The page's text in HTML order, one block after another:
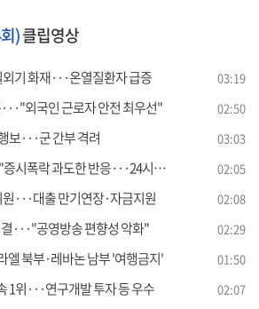
)클립영상
기 화재···온열질환자 급증 03:19
외국인 근로자 안전 최우선" 02:50
보···군 간부 격려 03:03
폭락 과도한 반응···24시간 감시" 02:05
···대출 만기연장·자금지원 02:08
···"공영방송 편향성 악화" 02:29
엘 북부·레바논 남부 '여행금지' 01:50
1위···연구개발 투자 등 우수 02:07